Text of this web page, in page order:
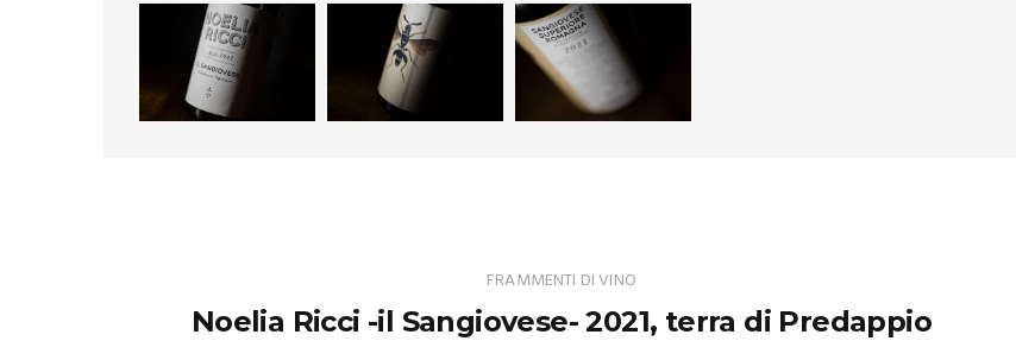
FRAMMENTI DI VINO
Noelia Ricci -il Sangiovese- 2021, terra di Predappio